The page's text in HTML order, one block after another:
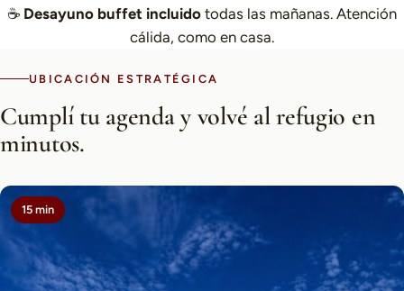
☕ Desayuno buffet incluido todas las mañanas. Atención
cálida, como en casa.
UBICACIÓN ESTRATÉGICA
Cumplí tu agenda y volvé al refugio en
minutos.
15 min